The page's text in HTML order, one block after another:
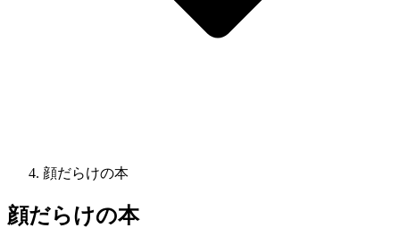
顔だらけの本
顔だらけの本